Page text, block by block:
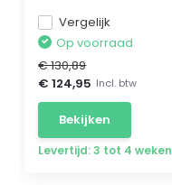
Vergelijk
Op voorraad
€ 130,89
€ 124,95 Incl. btw
Bekijken
Levertijd: 3 tot 4 weken